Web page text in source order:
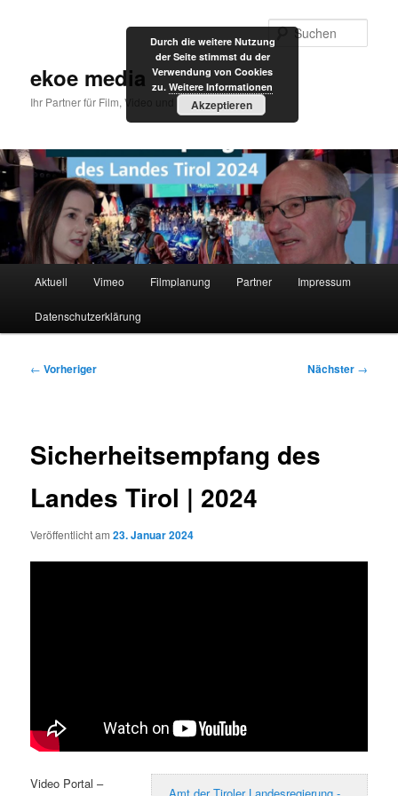
ekoe media
Ihr Partner für Film, Video und Internet
Aktuell Vimeo Filmplanung Partner Impressum
Datenschutzerklärung
Beitragsnavigation
← Vorheriger Nächster →
Sicherheitsempfang des
Landes Tirol | 2024
Veröffentlicht am23. Januar 2024
Amt der Tiroler Landesregierung -
Video Portal –
Durch die weitere Nutzung
der Seite stimmst du der
Verwendung von Cookies
zu. Weitere Informationen
Akzeptieren